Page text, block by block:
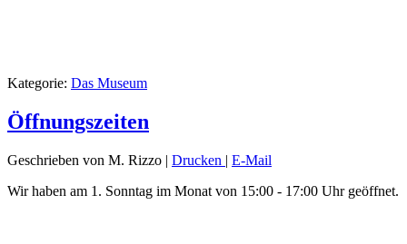
Kategorie: Das Museum
Öffnungszeiten
Geschrieben von M. Rizzo | Drucken | E-Mail
Wir haben am 1. Sonntag im Monat von 15:00 - 17:00 Uhr geöffnet.